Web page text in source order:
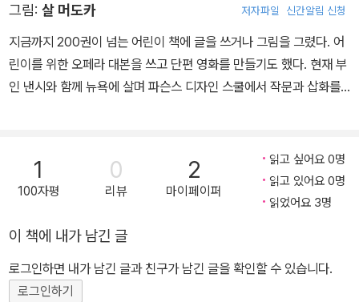
로서 어린이 독자에게 과학, 다양한 세계 역사, 문화, 지리 등 어린이
들이 알아야 할 많은 지식을 재미난 판타지 이야기에 담아 소개하고
있다.
그림: 살 머도카 저자파일 신간알림 신청
지금까지 200권이 넘는 어린이 책에 글을 쓰거나 그림을 그렸다. 어
린이를 위한 오페라 대본을 쓰고 단편 영화를 만들기도 했다. 현재 부
인 낸시와 함께 뉴욕에 살며 파슨스 디자인 스쿨에서 작문과 삽화를
1
100자평
0
리뷰
2
마이페이퍼
읽고 싶어요 0명
읽고 있어요 0명
읽었어요 3명
이 책에 내가 남긴 글
로그인하면 내가 남긴 글과 친구가 남긴 글을 확인할 수 있습니다.
로그인하기